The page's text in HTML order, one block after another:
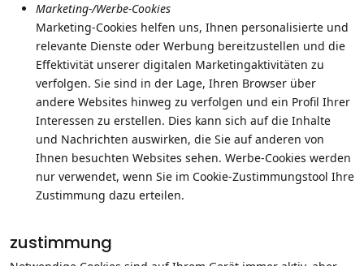
Marketing-/Werbe-Cookies
Marketing-Cookies helfen uns, Ihnen personalisierte und
relevante Dienste oder Werbung bereitzustellen und die
Effektivität unserer digitalen Marketingaktivitäten zu
verfolgen. Sie sind in der Lage, Ihren Browser über
andere Websites hinweg zu verfolgen und ein Profil Ihrer
Interessen zu erstellen. Dies kann sich auf die Inhalte
und Nachrichten auswirken, die Sie auf anderen von
Ihnen besuchten Websites sehen. Werbe-Cookies werden
nur verwendet, wenn Sie im Cookie-Zustimmungstool Ihre
Zustimmung dazu erteilen.
zustimmung